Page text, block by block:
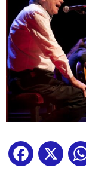
Facebook
X